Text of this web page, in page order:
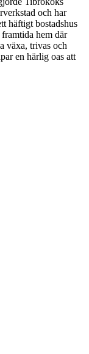
och har
häftigt bostadshus
hem där
växa, trivas och
en härlig oas att